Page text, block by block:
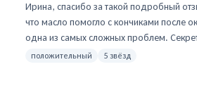
Ирина, спасибо за такой подробный
что масло помогло с кончиками после
одна из самых сложных проблем. Секрет
масло + масло жожоба, они не
положительный 5 звёзд